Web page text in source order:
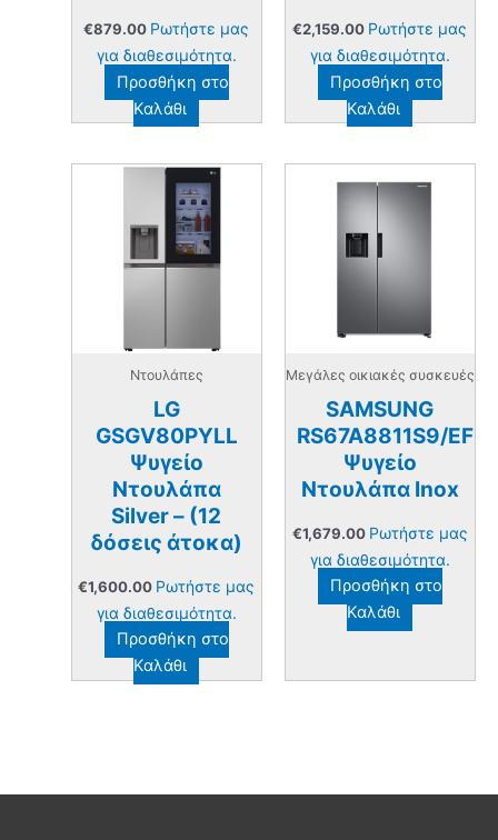
€879.00 Ρωτήστε μας
για διαθεσιμότητα.
Προσθήκη στο
Καλάθι
€2,159.00 Ρωτήστε μας
για διαθεσιμότητα.
Προσθήκη στο
Καλάθι
Ντουλάπες
LG
GSGV80PYLL
Ψυγείο
Ντουλάπα
Silver – (12
δόσεις άτοκα)
€1,600.00 Ρωτήστε μας
για διαθεσιμότητα.
Προσθήκη στο
Καλάθι
Μεγάλες οικιακές συσκευές
SAMSUNG
RS67A8811S9/EF
Ψυγείο
Ντουλάπα Inox
€1,679.00 Ρωτήστε μας
για διαθεσιμότητα.
Προσθήκη στο
Καλάθι